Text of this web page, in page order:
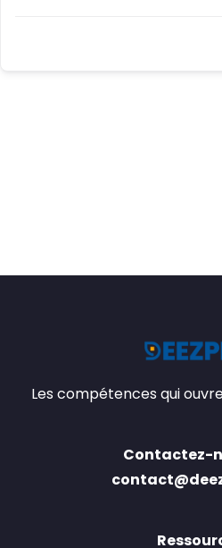
Les compétences qui
Contactez-